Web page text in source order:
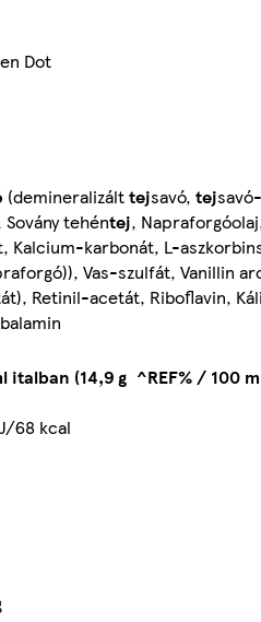
Dot
(demineralizálttejsavó, tejsavó-
Sovány tehéntej,
Kalcium-karbonát, L-
Vas-szulfát, Vanillin
Retinil-acetát, Riboflavin,
italban (14,9 g ^REF% / 100
68 kcal